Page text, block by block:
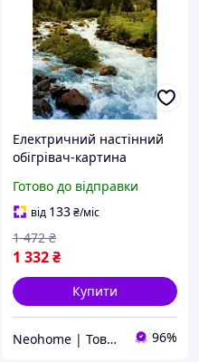
Електричний настінний
обігрівач-картина
(TM010025)
Готово до відправки
від 133₴/міс
1 332₴
1 472 ₴
Купити
Neohome | Товари для дому та дачі 96%